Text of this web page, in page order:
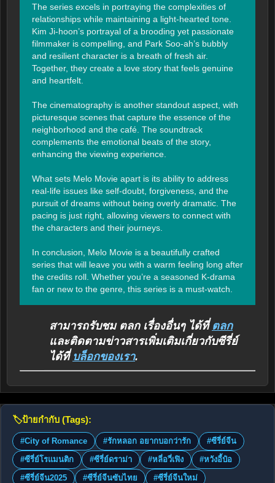
The series excels in portraying the complexities of
relationships while maintaining a light-hearted tone.
Kim Ji-hoon’s portrayal of a brooding yet passionate
filmmaker is compelling, and Park Soo-ah’s bubbly
and resilient character is a breath of fresh air.
Together, they create a love story that feels genuine
and heartfelt.
The cinematography is another standout aspect, with
picturesque scenes that capture the essence of the
neighborhood and the café. The soundtrack
complements the emotional beats of the story,
enhancing the viewing experience.
What sets Melo Movie apart is its ability to address
real-life issues like self-doubt, forgiveness, and the
pursuit of dreams without being overly dramatic. The
pacing is just right, allowing viewers to connect with
the characters and their journeys.
In conclusion, Melo Movie is a beautifully crafted
series that will leave you with a warm feeling long after
the credits roll. Whether you’re a seasoned K-drama
fan or new to the genre, this series is a must-watch.
สามารถรับชม ตลก เรื่องอื่นๆ ได้ที่ ตลก
และติดตามข่าวสารเพิ่มเติมเกี่ยวกับซีรี่ย์
ได้ที่ บล็อกของเรา.
🏷️ป้ายกำกับ (Tags):
#City of Romance #รักหลอก อยากบอกว่ารัก
#ซีรี่ย์จีน
#ซีรี่ย์โรแมนติก
#ซีรี่ย์ดราม่า #หลี่อวี่เฟิง
#หวังอี้ป๋อ
#ซีรี่ย์จีน2025
#ซีรี่ย์จีนซับไทย
#ซีรี่ย์จีนใหม่